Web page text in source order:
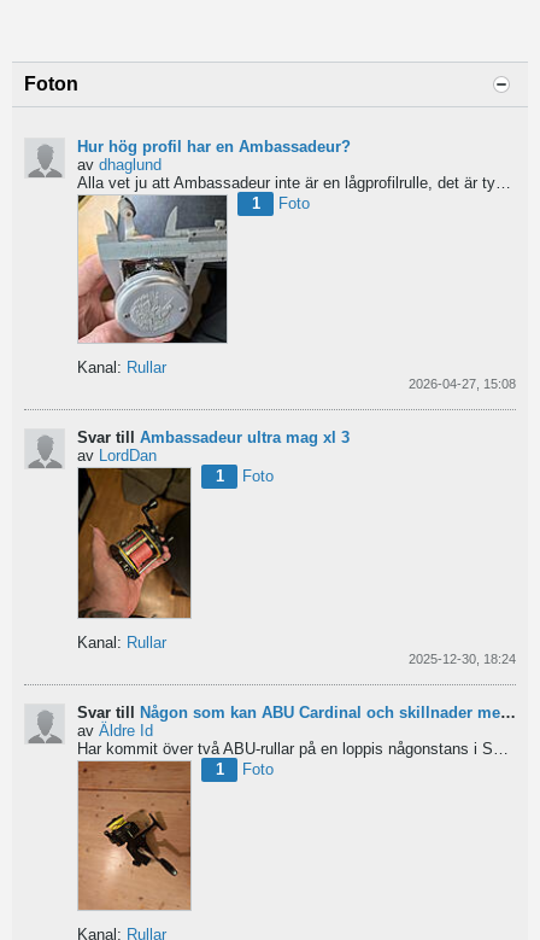
Foton
Hur hög profil har en Ambassadeur?
av dhaglund
Alla vet ju att Ambassadeur inte är en lågprofilrulle, det är tydligt. Men hur hög profil har de egentligen?...
1
Foto
Kanal: Rullar
2026-04-27, 15:08
Svar till Ambassadeur ultra mag xl 3
av LordDan
1
Foto
Kanal: Rullar
2025-12-30, 18:24
Svar till
Någon som kan ABU Cardinal och skillnader mellan äldre rullar?
av Äldre Id
1
Foto
Kanal: Rullar